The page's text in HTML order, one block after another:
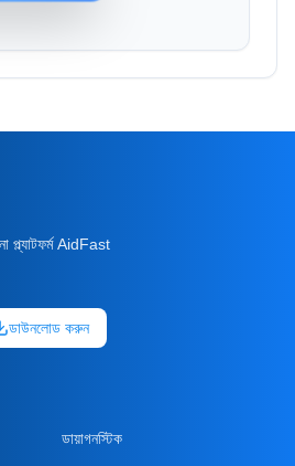
প্ল্যাটফর্ম AidFast
ডাউনলোড করুন
ডায়াগনস্টিক